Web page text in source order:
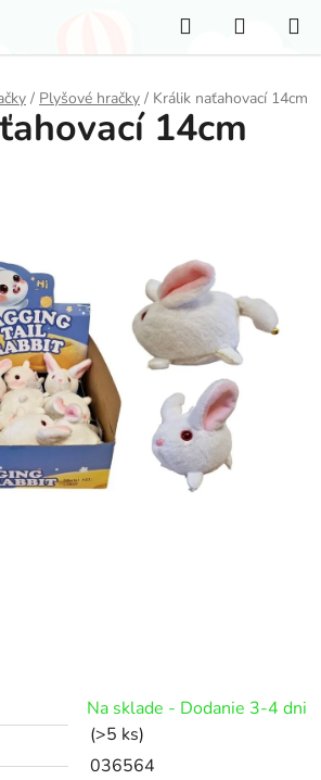
Hľadať
KOŠÍK
/ Plyšové hračky / Králik naťahovací 14cm
Na sklade - Dodanie 3-4 dni
(>5 ks)
036564
14cm